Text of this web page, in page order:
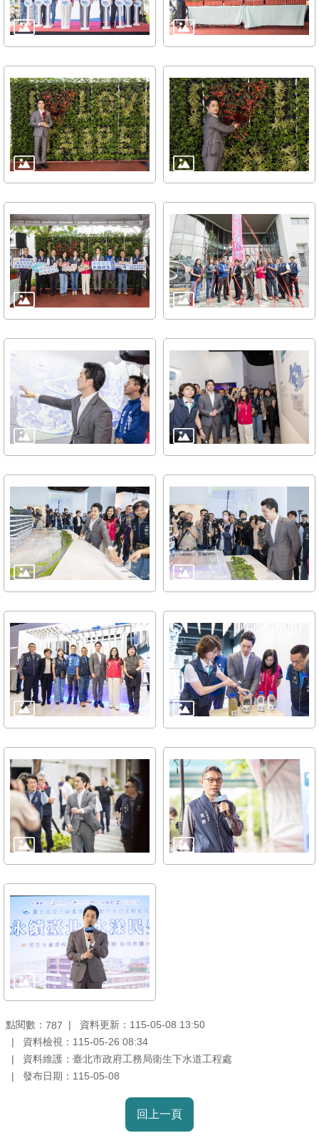
臺
北
通
政
府
網
站
資
料
開
宣
告
隱
私
權
及
訊
全
政
策
聯
絡
資
訊
意
信
箱
點閱數： 787
資料更新：115-05-08 13:50
資料檢視：115-05-26 08:34
資料維護：臺北市政府工務局衛生下水道工程處
發布日期：115-05-08
回上一頁